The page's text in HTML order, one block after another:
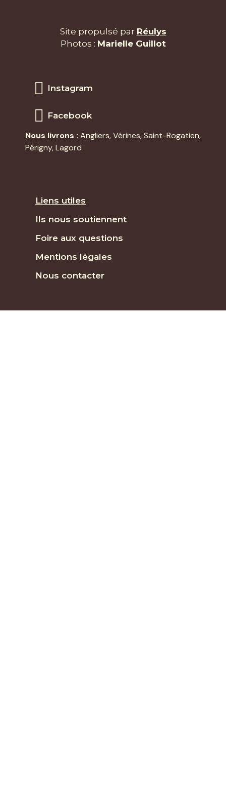
Site propulsé par Réulys
Photos : Marielle Guillot
Instagram
Facebook
Nous livrons : Angliers,Vérines,Saint-Rogatien,
Périgny,Lagord
Liens utiles
Ils nous soutiennent
Foire aux questions
Mentions légales
Nous contacter